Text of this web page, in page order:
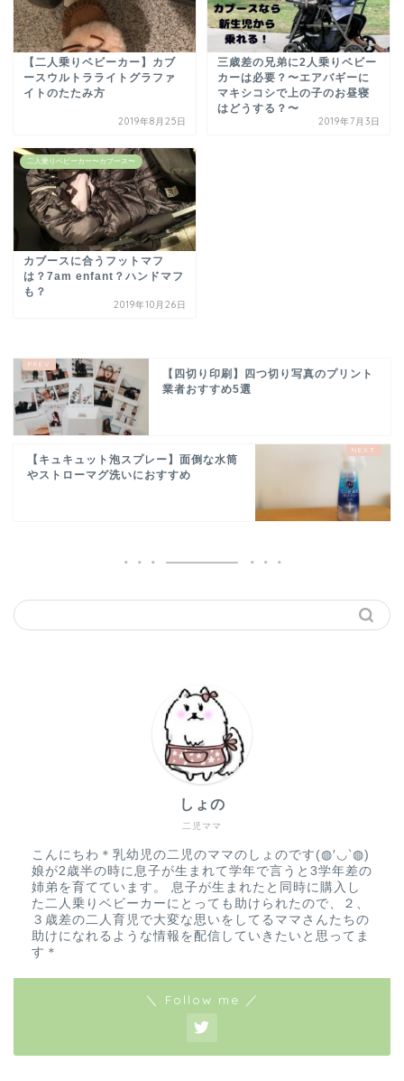
【二人乗りベビーカー】カブ
ースウルトラライトグラファ
イトのたたみ方
2019年8月25日
三歳差の兄弟に2人乗りベビー
カーは必要？〜エアバギーに
マキシコシで上の子のお昼寝
はどうする？〜
2019年7月3日
二人乗りベビーカー〜カブース〜
カブースに合うフットマフ
は？7am enfant？ハンドマフ
も？
2019年10月26日
【四切り印刷】四つ切り写真のプリント
業者おすすめ5選
【キュキュット泡スプレー】面倒な水筒
やストローマグ洗いにおすすめ
二児ママ
しょの
こんにちわ＊乳幼児の二児のママのしょのです(◍′◡‵◍)
娘が2歳半の時に息子が生まれて学年で言うと3学年差の
姉弟を育てています。 息子が生まれたと同時に購入し
た二人乗りベビーカーにとっても助けられたので、２、
３歳差の二人育児で大変な思いをしてるママさんたちの
助けになれるような情報を配信していきたいと思ってま
す＊
＼ Follow me ／